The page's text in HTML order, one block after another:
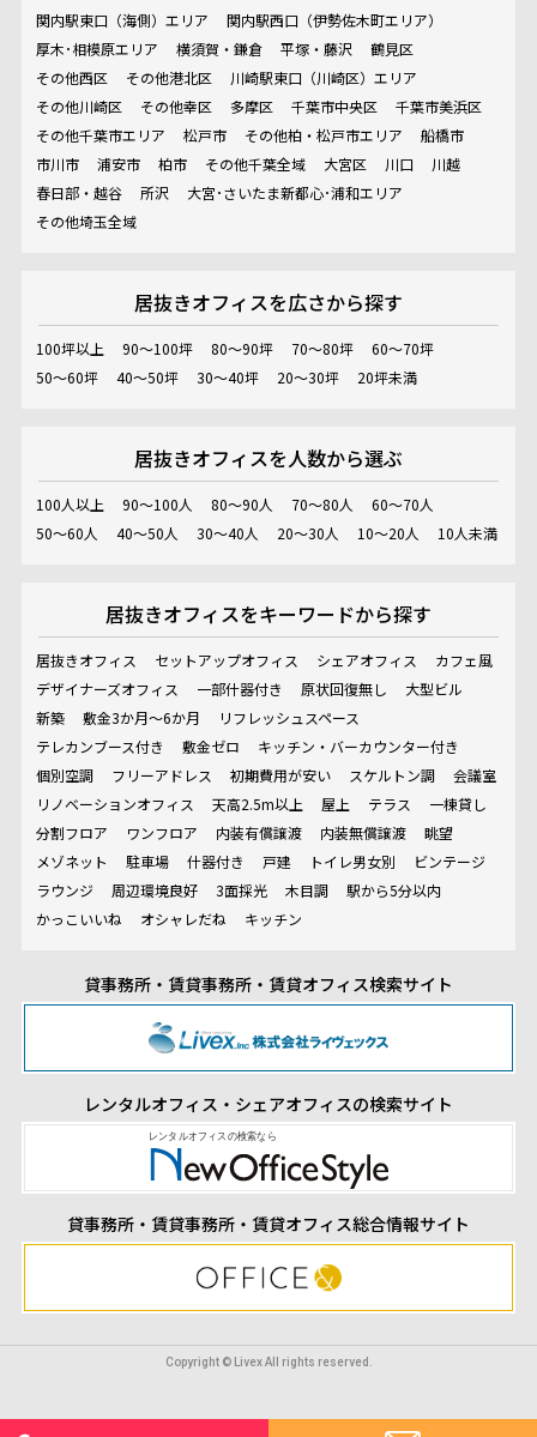
関内駅東口（海側）エリア
関内駅西口（伊勢佐木町エリア）
厚木･相模原エリア
横須賀・鎌倉 平塚・藤沢
鶴見区
その他西区
その他港北区
川崎駅東口（川崎区）エリア
その他川崎区
その他幸区 多摩区 千葉市中央区
千葉市美浜区
その他千葉市エリア
松戸市 その他柏・松戸市エリア
船橋市
市川市
浦安市 柏市 その他千葉全域 大宮区 川口
川越
春日部・越谷
所沢
大宮･さいたま新都心･浦和エリア
その他埼玉全域
居抜きオフィスを広さから探す
100坪以上 90～100坪 80～90坪 70～80坪
60～70坪
50～60坪
40～50坪 30～40坪 20～30坪 20坪未満
居抜きオフィスを人数から選ぶ
100人以上 90～100人 80～90人 70～80人
60～70人
50～60人
40～50人 30～40人 20～30人 10～20人 10人未満
居抜きオフィスをキーワードから探す
居抜きオフィス セットアップオフィス シェアオフィス
カフェ風
デザイナーズオフィス
一部什器付き 原状回復無し
大型ビル
新築
敷金3か月～6か月
リフレッシュスペース
テレカンブース付き
敷金ゼロ
キッチン・バーカウンター付き
個別空調
フリーアドレス 初期費用が安い スケルトン調
会議室
リノベーションオフィス
天高2.5m以上 屋上 テラス
一棟貸し
分割フロア
ワンフロア 内装有償譲渡 内装無償譲渡
眺望
メゾネット
駐車場 什器付き 戸建 トイレ男女別
ビンテージ
ラウンジ
周辺環境良好 3面採光 木目調
駅から5分以内
かっこいいね
オシャレだね キッチン
貸事務所・賃貸事務所・賃貸オフィス検索サイト
レンタルオフィス・シェアオフィスの検索サイト
貸事務所・賃貸事務所・賃貸オフィス総合情報サイト
Copyright © Livex All rights reserved.